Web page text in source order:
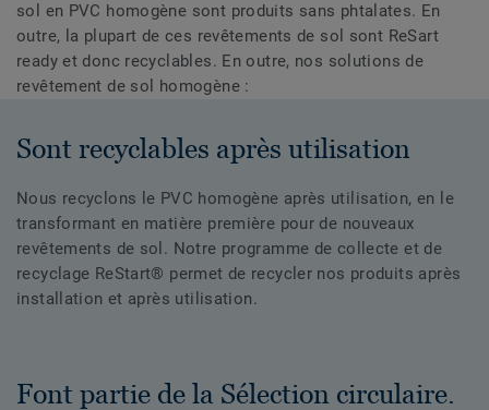
sol en PVC homogène sont produits sans phtalates. En
outre, la plupart de ces revêtements de sol sont ReSart
ready et donc recyclables. En outre, nos solutions de
revêtement de sol homogène :
Sont recyclables après utilisation
Nous recyclons le PVC homogène après utilisation, en le
transformant en matière première pour de nouveaux
revêtements de sol. Notre programme de collecte et de
recyclage ReStart® permet de recycler nos produits après
installation et après utilisation.
Font partie de la Sélection circulaire.